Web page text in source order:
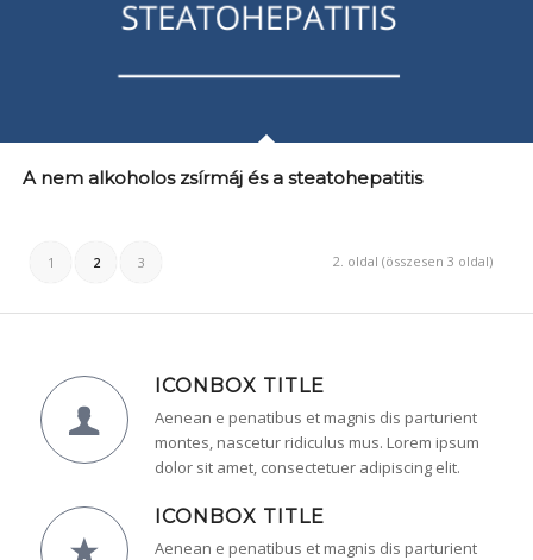
A nem alkoholos zsírmáj és a steatohepatitis
2. oldal (összesen 3 oldal)
1 2 3
ICONBOX TITLE
Aenean e penatibus et magnis dis parturient
montes, nascetur ridiculus mus. Lorem ipsum
dolor sit amet, consectetuer adipiscing elit.
ICONBOX TITLE
Aenean e penatibus et magnis dis parturient